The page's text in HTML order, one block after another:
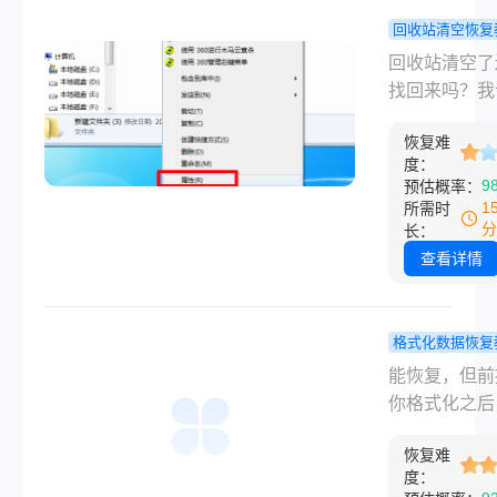
没有，但正
盘把备份拷
我赶紧喊停
拿过来我帮
最后用恢复
了二十多分
同、图纸、
图全回来了
说手都在抖
人根本不知道
——今天就把
道的几种靠
挨个说清楚。
回收站清空恢
回收站被清
何找回？我
法！
回收站清空
找回来吗？
说结论：能
来，但有个
——你在清空
站之后，没
来存放这些
什么方法都
因为清空回
是把文件从
据还躺在磁
只要没被新
恢复难
度：
预估概率：
所需时
长：
查看详情
格式化数据恢复
盘格式化后
能恢复吗？
的是这几种
能恢复，但
你格式化之
任何新东西
化并不是把
恢复难
度：